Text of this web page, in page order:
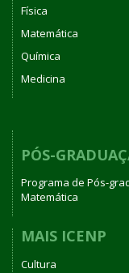
Física
Matemática
Química
Medicina
PÓS-
Programa de Pós-
Matemática
MAIS ICENP
Cultura